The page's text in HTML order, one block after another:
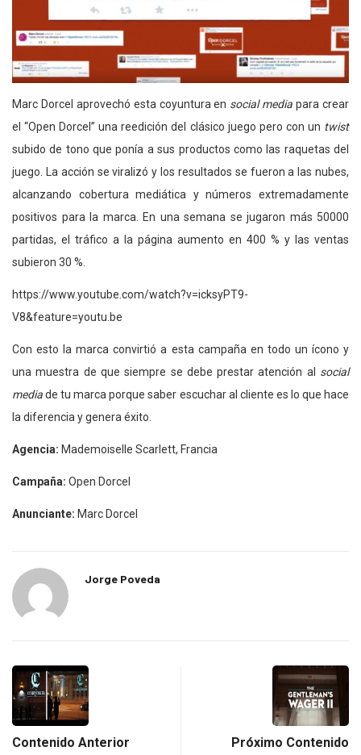
Marc Dorcel aprovechó esta coyuntura en social media para crear
el “Open Dorcel” una reedición del clásico juego pero con un twist
subido de tono que ponía a sus productos como las raquetas del
juego. La acción se viralizó y los resultados se fueron a las nubes,
alcanzando cobertura mediática y números extremadamente
positivos para la marca. En una semana se jugaron más 50000
partidas, el tráfico a la página aumento en 400 % y las ventas
subieron 30 %.
https://www.youtube.com/watch?v=icksyPT9-
V8&feature=youtu.be
Con esto la marca convirtió a esta campaña en todo un ícono y
una muestra de que siempre se debe prestar atención al social
mediade tu marca porque saber escuchar al cliente es lo que hace
la diferencia y genera éxito.
Agencia: Mademoiselle Scarlett, Francia
Campaña: Open Dorcel
Anunciante: Marc Dorcel
Jorge Poveda
Contenido Anterior Próximo Contenido